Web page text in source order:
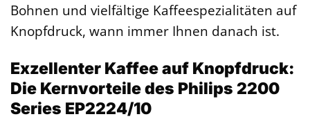
Bohnen und vielfältige Kaffeespezialitäten auf
Knopfdruck, wann immer Ihnen danach ist.
Exzellenter Kaffee auf Knopfdruck:
Die Kernvorteile des Philips 2200
Series EP2224/10